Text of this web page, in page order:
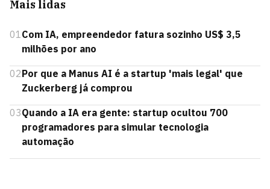
Mais lidas
01Com IA, empreendedor fatura sozinho US$ 3,5
milhões por ano
02Por que a Manus AI é a startup 'mais legal' que
Zuckerberg já comprou
03Quando a IA era gente: startup ocultou 700
programadores para simular tecnologia
automação